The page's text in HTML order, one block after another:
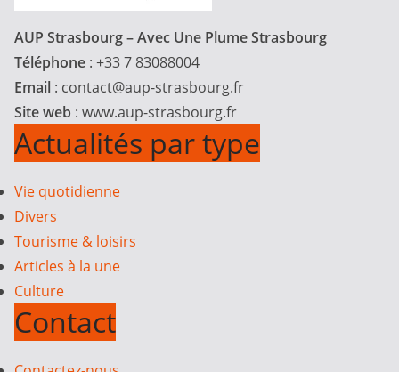
AUP Strasbourg – Avec Une Plume Strasbourg
Téléphone : +33 7 83088004
Email : contact@aup-strasbourg.fr
Site web : www.aup-strasbourg.fr
Actualités par type
Vie quotidienne
Divers
Tourisme & loisirs
Articles à la une
Culture
Contact